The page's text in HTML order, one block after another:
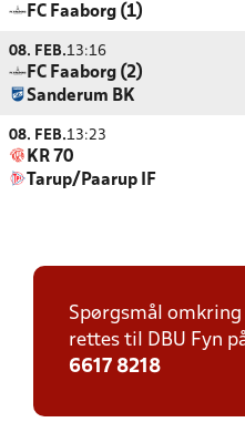
FC Faaborg (1)
08. FEB.13:16
FC Faaborg (2)
Sanderum BK
08. FEB.13:23
KR 70
Tarup/Paarup IF
Spørgsmål omkring
rettes til DBU Fyn
6617 8218